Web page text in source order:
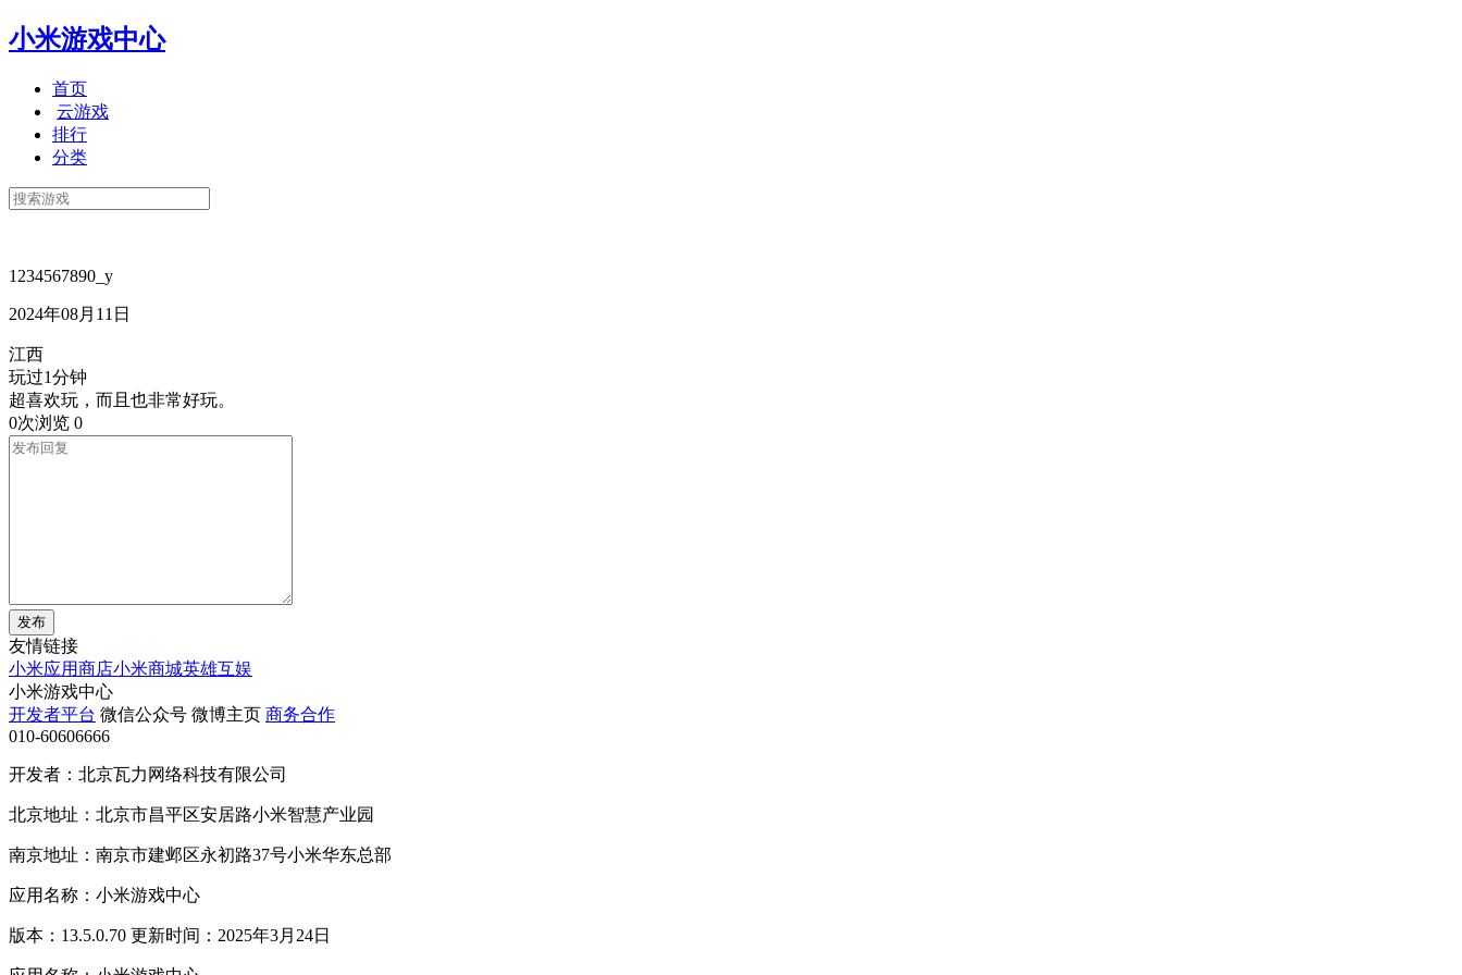
小米游戏中心
首页
云游戏
排行
分类
1234567890_y
2024年08月11日
江西
玩过1分钟
超喜欢玩，而且也非常好玩。
0次浏览 0
发布
友情链接
小米应用商店小米商城英雄互娱
小米游戏中心
开发者平台 微信公众号 微博主页 商务合作
010-60606666
开发者：北京瓦力网络科技有限公司
北京地址：北京市昌平区安居路小米智慧产业园
南京地址：南京市建邺区永初路37号小米华东总部
应用名称：小米游戏中心
版本：13.5.0.70 更新时间：2025年3月24日